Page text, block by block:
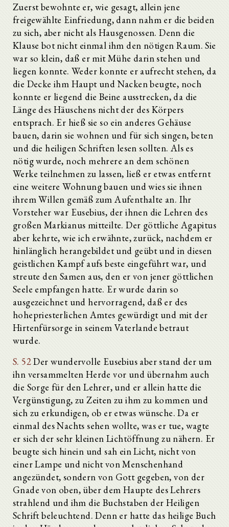
Zuerst bewohnte er, wie gesagt, allein jene
freigewählte Einfriedung, dann nahm er die beiden
zu sich, aber nicht als Hausgenossen. Denn die
Klause bot nicht einmal ihm den nötigen Raum. Sie
war so klein, daß er mit Mühe darin stehen und
liegen konnte. Weder konnte er aufrecht stehen, da
die Decke ihm Haupt und Nacken beugte, noch
konnte er liegend die Beine ausstrecken, da die
Länge des Häuschens nicht der des Körpers
entsprach. Er hieß sie so ein anderes Gehäuse
bauen, darin sie wohnen und für sich singen, beten
und die heiligen Schriften lesen sollten. Als es
nötig wurde, noch mehrere an dem schönen
Werke teilnehmen zu lassen, ließ er etwas entfernt
eine weitere Wohnung bauen und wies sie ihnen
ihrem Willen gemäß zum Aufenthalte an. Ihr
Vorsteher war Eusebius, der ihnen die Lehren des
großen Markianus mitteilte. Der göttliche Agapitus
aber kehrte, wie ich erwähnte, zurück, nachdem er
hinlänglich herangebildet und geübt und in diesen
geistlichen Kampf aufs beste eingeführt war, und
streute den Samen aus, den er von jener göttlichen
Seele empfangen hatte. Er wurde darin so
ausgezeichnet und hervorragend, daß er des
hohepriesterlichen Amtes gewürdigt und mit der
Hirtenfürsorge in seinem Vaterlande betraut
wurde.
S. 52Der wundervolle Eusebius aber stand der um
ihn versammelten Herde vor und übernahm auch
die Sorge für den Lehrer, und er allein hatte die
Vergünstigung, zu Zeiten zu ihm zu kommen und
sich zu erkundigen, ob er etwas wünsche. Da er
einmal des Nachts sehen wollte, was er tue, wagte
er sich der sehr kleinen Lichtöffnung zu nähern. Er
beugte sich hinein und sah ein Licht, nicht von
einer Lampe und nicht von Menschenhand
angezündet, sondern von Gott gegeben, von der
Gnade von oben, über dem Haupte des Lehrers
strahlend und ihm die Buchstaben der Heiligen
Schrift beleuchtend. Denn er hatte das heilige Buch